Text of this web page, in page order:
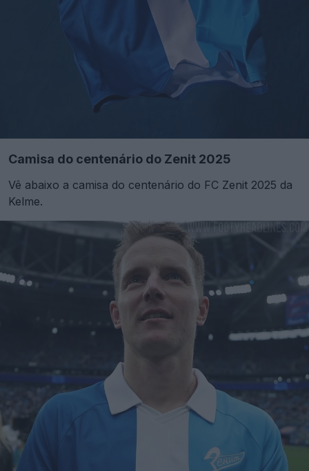
Camisa do centenário do Zenit 2025
Vê abaixo a camisa do centenário do FC Zenit 2025 da
Kelme.